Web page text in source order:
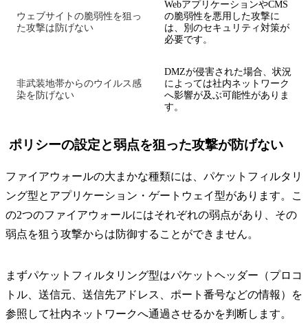
ウェブサイトの脆弱性を狙っ
た攻撃は防げない
WebアプリケーションやCMS
の脆弱性を悪用した攻撃に
は、別のセキュリティ対策が
必要です。
非武装地帯からのウイルス感
染を防げない
DMZが侵害された場合、状況
によっては社内ネットワーク
へ影響が及ぶ可能性がありま
す。
ポリシーの設定と弱点を狙った攻撃が防げない
ファイアウォールの大まかな種類には、パケットフィルタリ
ング型とアプリケーション・ゲートウェイ型があります。こ
の2つのファイアウォールにはそれぞれの弱点があり、その
弱点を狙う攻撃からは防御することができません。
まずパケットフィルタリング型はパケットヘッダー（プロコ
トル、送信元、送信先アドレス、ポート番号などの情報）を
参照して社内ネットワークへ通過させるかを判断します。